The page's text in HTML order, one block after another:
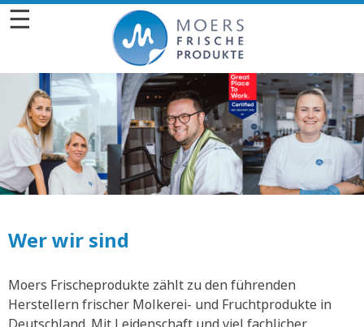
☰
Wer wir sind
Moers Frischeprodukte zählt zu den führenden
Herstellern frischer Molkerei- und Fruchtprodukte in